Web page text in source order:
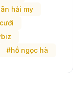
hải my
#hồ ngọc hà